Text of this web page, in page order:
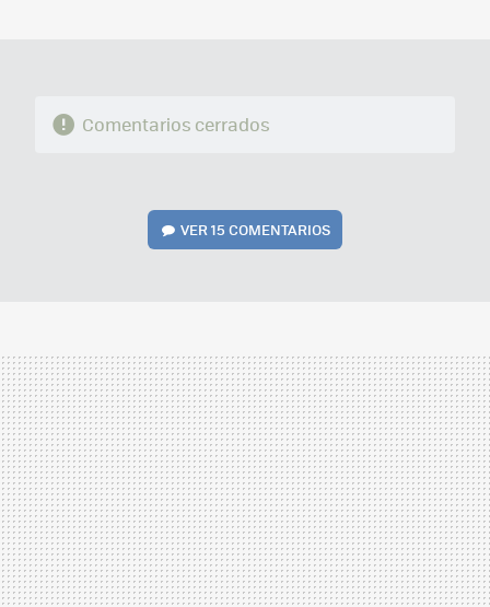
Comentarios cerrados
VER15 COMENTARIOS